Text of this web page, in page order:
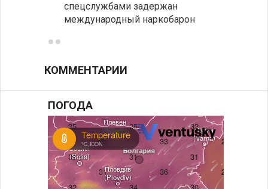
спецслужбами задержан
международный наркобарон
КОММЕНТАРИИ
ПОГОДА